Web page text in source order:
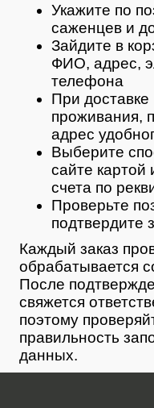
Укажите по
саженцев и
Зайдите в
ФИО, адрес,
телефона
При
проживания,
адрес
Выберите
сайте картой
счета по
Проверьте
подтвердите
Каждый заказ
обрабатывается
После
свяжется
поэтому
правильность
данных.